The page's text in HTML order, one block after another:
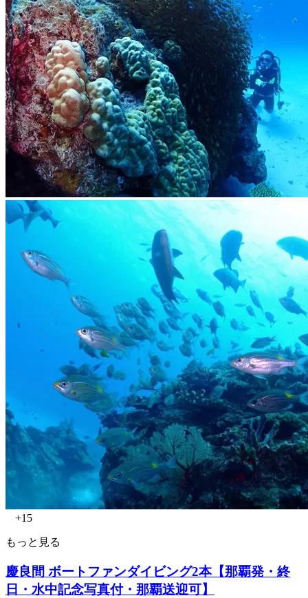
+15
もっと見る
慶良間 ボートファンダイビング2本【那覇発・終
日・水中記念写真付・那覇送迎可】